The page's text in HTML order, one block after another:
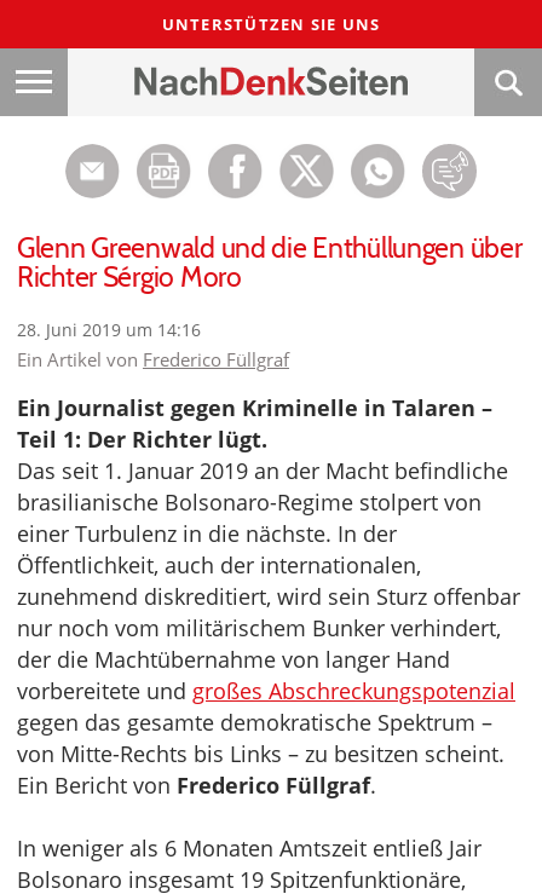
UNTERSTÜTZEN SIE UNS
Glenn Greenwald und die Enthüllungen über
Richter Sérgio Moro
28. Juni 2019 um 14:16
Ein Artikel von Frederico Füllgraf
Ein Journalist gegen Kriminelle in Talaren –
Teil 1: Der Richter lügt.
Das seit 1. Januar 2019 an der Macht befindliche
brasilianische Bolsonaro-Regime stolpert von
einer Turbulenz in die nächste. In der
Öffentlichkeit, auch der internationalen,
zunehmend diskreditiert, wird sein Sturz offenbar
nur noch vom militärischem Bunker verhindert,
der die Machtübernahme von langer Hand
vorbereitete und großes Abschreckungspotenzial
gegen das gesamte demokratische Spektrum –
von Mitte-Rechts bis Links – zu besitzen scheint.
Ein Bericht von Frederico Füllgraf.
In weniger als 6 Monaten Amtszeit entließ Jair
Bolsonaro insgesamt 19 Spitzenfunktionäre,